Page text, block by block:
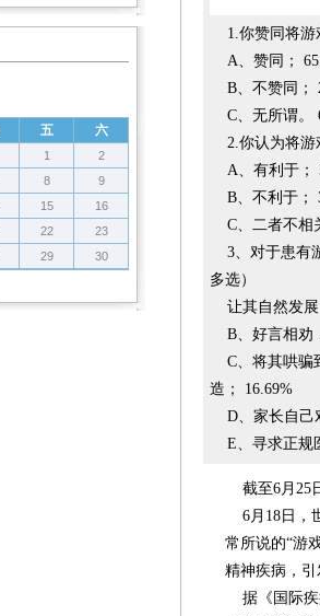
五 六
1
2
8
9
15
16
22
23
29 30
1.你赞同将游
A、赞同；
B、不赞同；
C、无所谓。
2.你认为将游
A、有利于；
B、不利于；
C、二者不相
3、对于患有
多选）
让其自然发展
B、好言相劝
C、将其哄骗
造； 16.69%
D、家长自己
E、寻求正规
截至6月25
6月18日，
常所说的“游
精神疾病，引
据《国际疾